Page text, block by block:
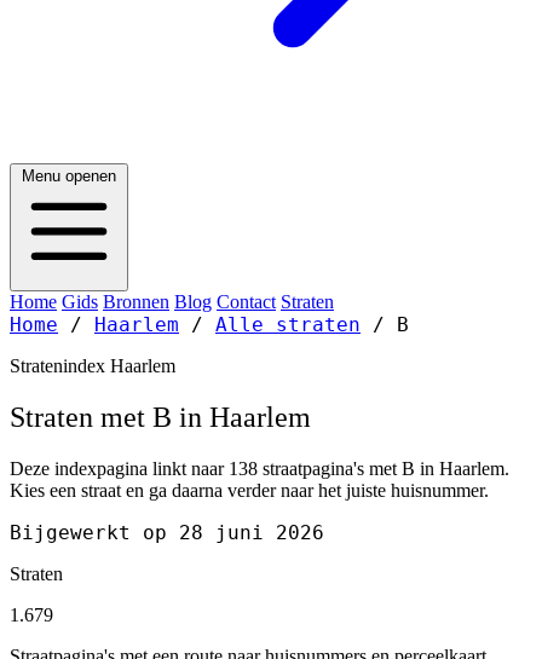
Menu openen
Home Gids Bronnen Blog Contact Straten
Home / Haarlem / Alle straten / B
Stratenindex Haarlem
Straten met B in Haarlem
Deze indexpagina linkt naar 138 straatpagina's met B in Haarlem.
Kies een straat en ga daarna verder naar het juiste huisnummer.
Bijgewerkt op 28 juni 2026
Straten
1.679